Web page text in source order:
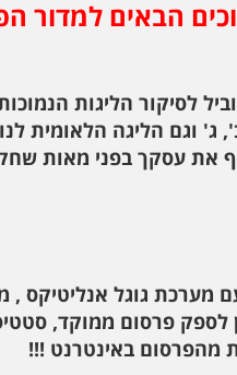
הבאים למדור
לסיקור הליגות
ג' וגם הליגה הלאומית
את עסקך בפני מאות
מערכת גוגל אנליטיקס
פרסום ממוקד,
מהפרסום באינטרנט !!!